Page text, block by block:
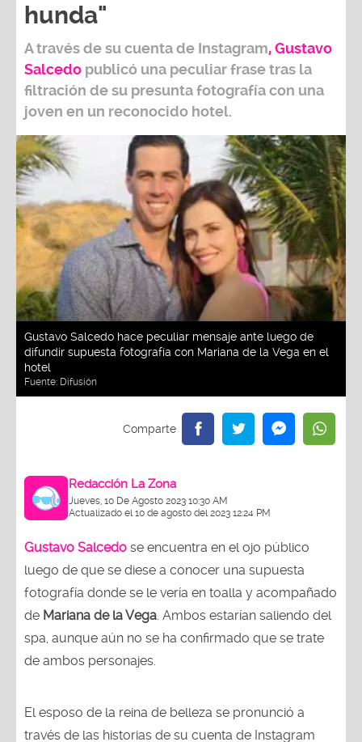
hunda"
A través de su cuenta de Instagram,Gustavo
Salcedo publicó una peculiar frase tras la
filtración de su presunta fotografía con una
joven en un reconocido hotel.
Gustavo Salcedo hace peculiar mensaje ante luego de
difundir supuesta fotografía con Mariana de la Vega en el
hotel
Fuente: Difusión
Redacción La Zona
Jueves, 10 De Agosto 2023 10:30 AM
Actualizado el 10 de agosto del 2023 12:24 PM
Gustavo Salcedo se encuentra en el ojo público
luego de que se diese a conocer una supuesta
fotografía donde se le vería en toalla y acompañado
de Mariana de la Vega . Ambos estarían saliendo del
spa, aunque aún no se ha confirmado que se trate
de ambos personajes.
El esposo de la reina de belleza se pronunció a
través de las historias de su cuenta de Instagram